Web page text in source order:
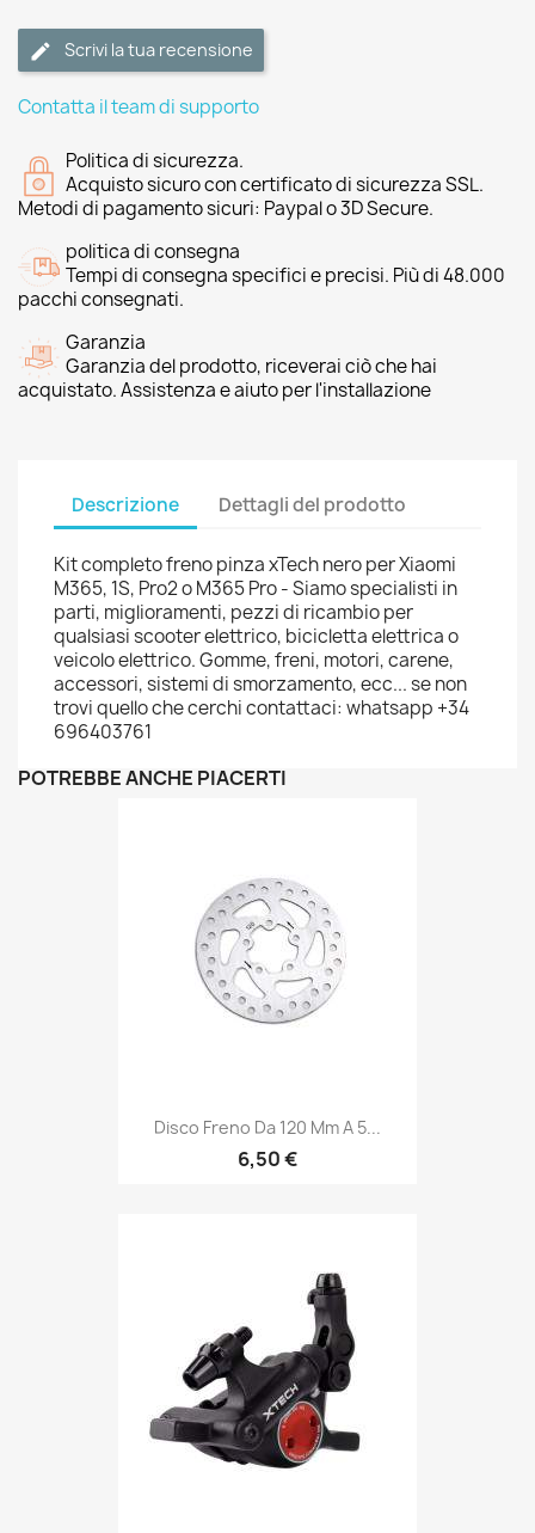
Scrivi la tua recensione
Contatta il team di supporto
Politica di sicurezza.
Acquisto sicuro con certificato di sicurezza SSL.
Metodi di pagamento sicuri: Paypal o 3D Secure.
politica di consegna
Tempi di consegna specifici e precisi. Più di 48.000
pacchi consegnati.
Garanzia
Garanzia del prodotto, riceverai ciò che hai
acquistato. Assistenza e aiuto per l'installazione
Descrizione Dettagli del prodotto
Kit completo freno pinza xTech nero per Xiaomi
M365, 1S, Pro2 o M365 Pro - Siamo specialisti in
parti, miglioramenti, pezzi di ricambio per
qualsiasi scooter elettrico, bicicletta elettrica o
veicolo elettrico. Gomme, freni, motori, carene,
accessori, sistemi di smorzamento, ecc... se non
trovi quello che cerchi contattaci: whatsapp +34
696403761
POTREBBE ANCHE PIACERTI
Disco Freno Da 120 Mm A 5...
6,50 €